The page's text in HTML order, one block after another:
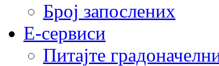
Број запослених
E-сервиси
Питајте